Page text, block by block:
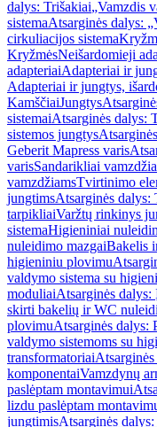
dalys: Trišakiai„Vamzdis
sistemaAtsarginės dalys:
cirkuliacijos sistema
KryžmėsNeišardomieji
adapteriaiAdapteriai ir
Adapteriai ir jungtys,
KamščiaiJungtys
sistemaiAtsarginės dalys:
sistemos jungtys
Geberit Mapress varis
varisSandarikliai
vamzdžiamsTvirtinimo
jungtimsAtsarginės
tarpikliaiVaržtų rinkinys
sistemaHigieniniai
nuleidimo mazgaiBakelis
higieniniu plovimu
valdymo sistema su
moduliaiAtsarginės
skirti bakelių ir WC
plovimuAtsarginės dalys:
valdymo sistemoms su
transformatoriai
komponentaiVamzdynų
paslėptam montavimui
lizdu paslėptam
jungtimisAtsarginės